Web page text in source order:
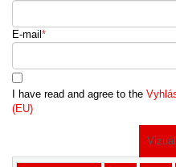
E-mail *
I have read and agree to the
(EU)